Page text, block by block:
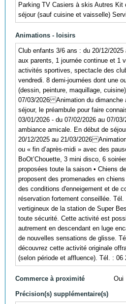
Parking TV Casiers à skis Autres Kit
séjour (sauf cuisine et vaisselle)
Animations - loisirs
Club enfants 3/6 ans : du 20/12/
aux parents, 1 journée continue et 1
activités sportives, spectacle des
vendredi. 8 demi-journées dont une
(dessin, peinture, maquillage,
07/03/2026 Animation du dimanche
séjour, le préambule pour faire
03/01/2026 - du 07/02/2026 au 07/
ambiance amicale. En début de
20/12/2025 au 21/03/2026
ou « fin d’après-midi » avec des
BoOt’Chouette, 3 mini disco, 6
proposées toute la saison • Chiens
proposent des promenades en
des conditions d'enneigement et de
réservation fortement conseillée.
vertigineux de la station de Super
toute sécurité. Cette activité est
autrement en descendant en luge
de nouvelles sensations de glisse.
découvrez cette activité originale
(selon période et affluence). Tél. :
Commerce à proximité Oui
Précision(s) supplémentaire(s)